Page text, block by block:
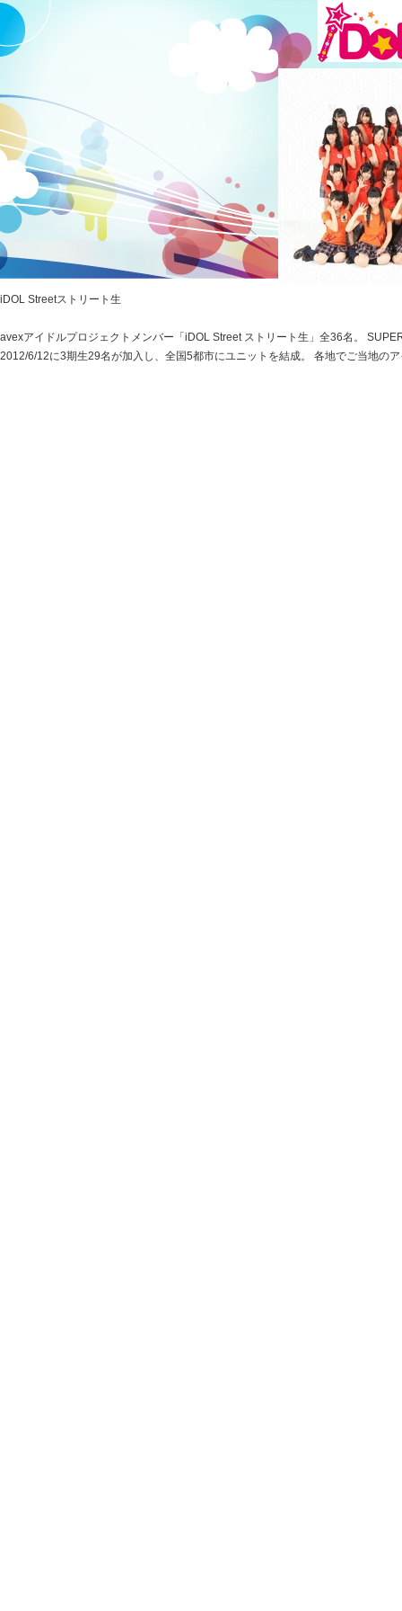
iDOL Streetストリート生
avexアイドルプロジェクトメンバー「iDOL Street ストリート生」全36名。
2012/6/12に3期生29名が加入し、全国5都市にユニットを結成。 各地でご当地の